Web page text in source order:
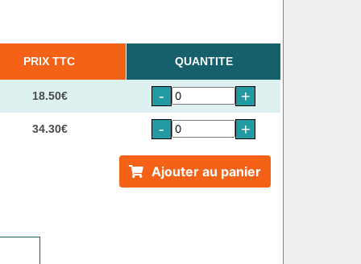
PRIX TTC QUANTITE
18.50€ - +
34.30€ - +
Ajouter au panier